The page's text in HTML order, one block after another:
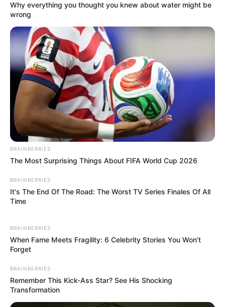
Το Judicial Watch
αποκαλύπτει το σχέδιο
προπαγάνδας της
κυβέρνησης Μπάιντεν για
την...
ΚΑΝΕΝΑΣ ΑΠΟ ΑΥΤΟΥΣ ΠΟΥ
ΕΤΡΕΞΑΝ ΤΗΝ ΑΤΖΕΝΤΑ ΤΟΥ
ΚΟΡΟΝΑ ΔΕΝ ΜΠΟΡΕΙ ΝΑ...
ΕΛΛΗΝΙΚΗ ΗΘΙΚΗ.
George Soros
Why everything you thought you knew about water might be
wrong
BRAINBERRIES
The Most Surprising Things About FIFA World Cup 2026
BRAINBERRIES
It's The End Of The Road: The Worst TV Series Finales Of All
Time
BRAINBERRIES
When Fame Meets Fragility: 6 Celebrity Stories You Won't
Forget
BRAINBERRIES
Remember This Kick-Ass Star? See His Shocking
Transformation